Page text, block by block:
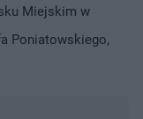
Miejskim w
Poniatowskiego,